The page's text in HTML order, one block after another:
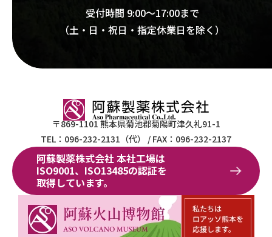
受付時間 9:00～17:00まで
（土・日・祝日・指定休業日を除く）
阿蘇製薬株式会社
〒869-1101 熊本県菊池郡菊陽町津久礼91-1
TEL：096-232-2131（代）
/ FAX：096-232-2137
阿蘇製薬株式会社 本社工場は
ISO9001、 ISO13485の認証を
取得しています。